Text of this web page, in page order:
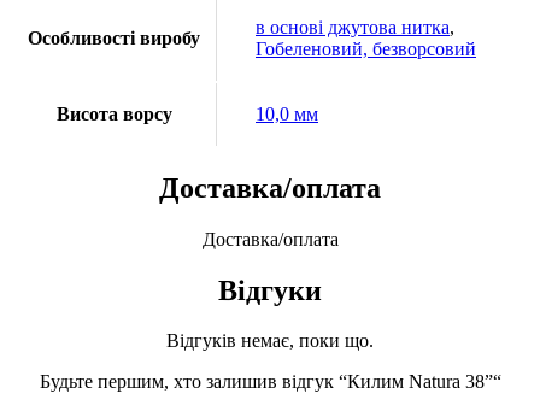
Особливості виробу
в основі джутова нитка,
Гобеленовий, безворсовий
Висота ворсу 10,0 мм
Доставка/оплата
Доставка/оплата
Відгуки
Відгуків немає, поки що.
Будьте першим, хто залишив відгук “Килим Natura 38”“